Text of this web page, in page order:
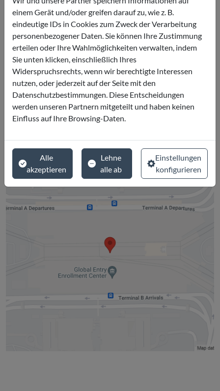
sorgen dafür, dass Sie die wichtigsten Gebäude in unserem
Stadtzentrum sehen, darunter das Rathaus, das Sportstadion,
das Pulse Memorial, Theater usw. Wir sorgen dafür, dass Sie
alle Highlights sehen, die Downtown und Winter Park zu
bieten haben.
Sie werden kurz nach der Mittagszeit am Abholort abgesetzt.
Erfahren Sie alles über unsere Stadt aus der Perspektive eines
Einheimischen! Das ist wirklich eine wunderschöne Stadt!
Orlando
einem Gerät und/oder greifen darauf zu, wie z. B.
eindeutige IDs in Cookies zum Zweck der Verarbeitung
personenbezogener Daten. Sie können Ihre Zustimmung
erteilen oder Ihre Wahlmöglichkeiten verwalten, indem
Sie unten klicken, einschließlich Ihres
Widerspruchsrechts, wenn wir berechtigte Interessen
nutzen, oder jederzeit auf der Seite mit den
Datenschutzbestimmungen. Diese Entscheidungen
werden unseren Partnern mitgeteilt und haben keinen
Einfluss auf Ihre Browsing-Daten.
Alle
akzeptieren
Lehne
alle ab
Einstellungen
konfigurieren